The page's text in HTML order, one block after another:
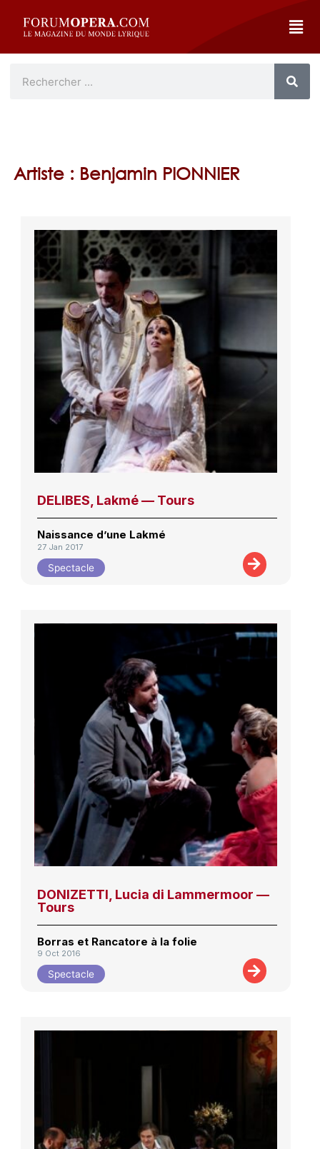
Artiste : Benjamin PIONNIER
DELIBES, Lakmé — Tours
Naissance d’une Lakmé
27 Jan 2017
Spectacle
DONIZETTI, Lucia di Lammermoor —
Tours
Borras et Rancatore à la folie
9 Oct 2016
Spectacle